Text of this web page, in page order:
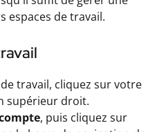
espaces de travail.
travail, cliquez sur votre
supérieur droit.
, puis cliquez sur